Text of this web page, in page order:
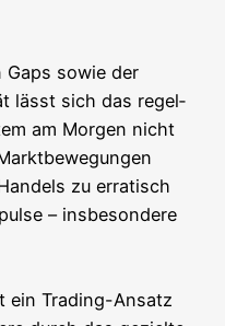
Gaps sowie der
lässt sich das regel­
am Mor­gen nicht
zu erra­tisch
– ins­be­son­de­re
ein Tra­ding-Ansatz